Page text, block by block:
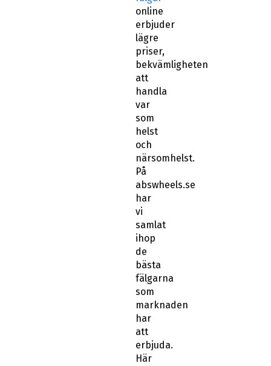
online
erbjuder
lägre
priser,
bekvämligheten
att
handla
var
som
helst
och
närsomhelst.
På
abswheels.se
har
vi
samlat
ihop
de
bästa
fälgarna
som
marknaden
har
att
erbjuda.
Här